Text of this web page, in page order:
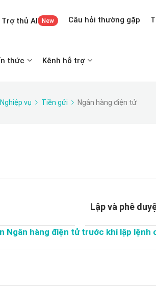
Trợ thủ AI New Câu hỏi thường gặp
thức Kênh hỗ trợ
Nghiệp vụ Tiền gửi Ngân hàng điện tử
Lập và phê
Ngân hàng điện tử trước khi lập